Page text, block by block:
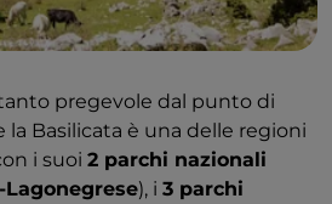
pregevole dal punto di
Basilicata è una delle regioni
i suoi 2 parchi nazionali
Lagonegrese), i 3 parchi